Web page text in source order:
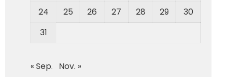
24
25 26 27 28 29
30
31
« Sep. Nov. »